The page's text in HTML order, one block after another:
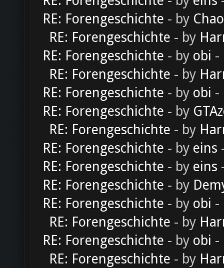
RE: Forengeschichte - by
RE: Forengeschichte - by
RE: Forengeschichte - by obi -
RE: Forengeschichte - by
RE: Forengeschichte - by obi -
RE: Forengeschichte - by
RE: Forengeschichte - by
RE: Forengeschichte - by eins
RE: Forengeschichte - by eins
RE: Forengeschichte - by
RE: Forengeschichte - by obi -
RE: Forengeschichte - by
RE: Forengeschichte - by obi -
RE: Forengeschichte - by